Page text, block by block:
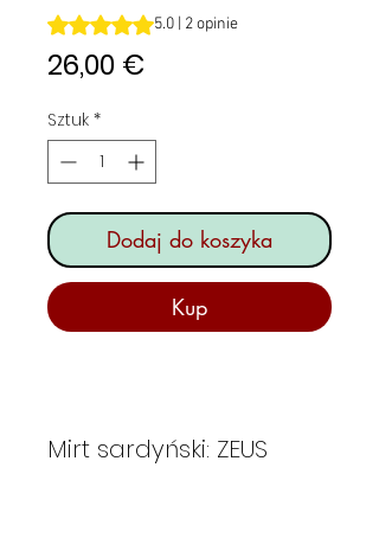
Ocena to 5.0 na pięć gwiazdek na
5.0 | 2 opinie
26,00 €
Sztuk *
Dodaj do koszyka
Kup
Mirt sardyński: ZEUS